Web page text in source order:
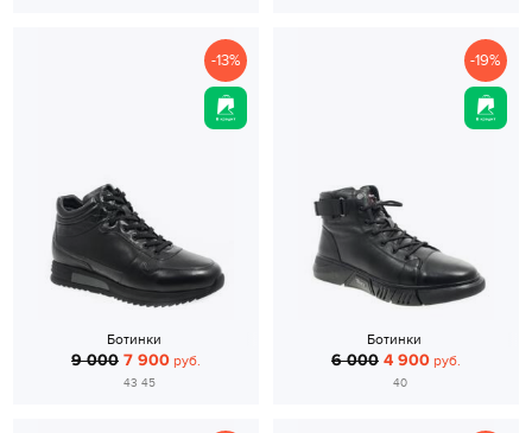
-13%
Ботинки
9 000 7 900 руб.
43 45
-19%
Ботинки
6 000 4 900 руб.
40